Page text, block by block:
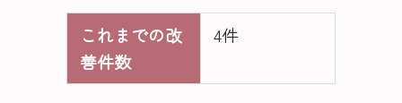
これまでの改
善件数
4件